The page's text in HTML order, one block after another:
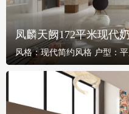
凤麟天阙172平米现代
风格：现代简约风格 户型：